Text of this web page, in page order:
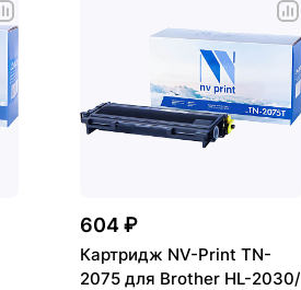
604 ₽
Картридж NV-Print TN-
2075 для Brother HL-2030/